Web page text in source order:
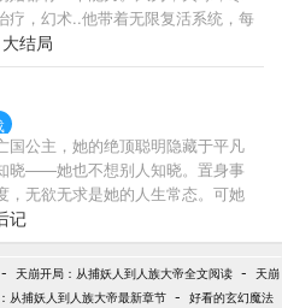
了数千上万倍，无尽业火燃尽天
下虽然很强，但还不足以让我用
疗，幻术..他带着无限复活系统，每
能力。于是史上最莽的召唤兽出
自爆，疯狂收割各种能力。等到他
一个小公主签订平等契约。那一
上，望着城外如同蝗虫般的兽
召唤。这一刻，天空突然昏暗。一
影，撕裂了天空，如同神抵般俯视
所有人瞪大双眼，百万兽潮吓瘫在
结局
国公主，她的绝顶聪明隐藏于平凡
晓——她也不想别人知晓。置身事
，无欲无求是她的人生常态。可她
不见完全黑化了还却处处惹事——
华绝代的姬玉公子。姜酒卿总是想
白月光，就是因为他既忘记了她
她。他是她的饲主，她协助他游说
记
- 天崩开局：从捕妖人到人族大帝全文阅读 - 天崩
从捕妖人到人族大帝最新章节 - 好看的玄幻魔法